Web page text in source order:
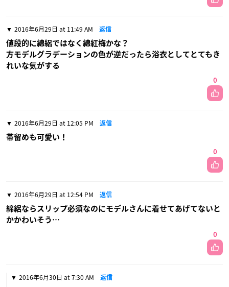
2016年6月29日 at 11:49 AM 返信
値段的に綿絽ではなく綿紅梅かな？
方モデルグラデーションの色が逆だったら浴衣としてとてもき
れいな気がする
0
2016年6月29日 at 12:05 PM 返信
帯留めも可愛い！
0
2016年6月29日 at 12:54 PM 返信
綿絽ならスリップ必須なのにモデルさんに着せてあげてないと
かかわいそう…
0
2016年6月30日 at 7:30 AM 返信